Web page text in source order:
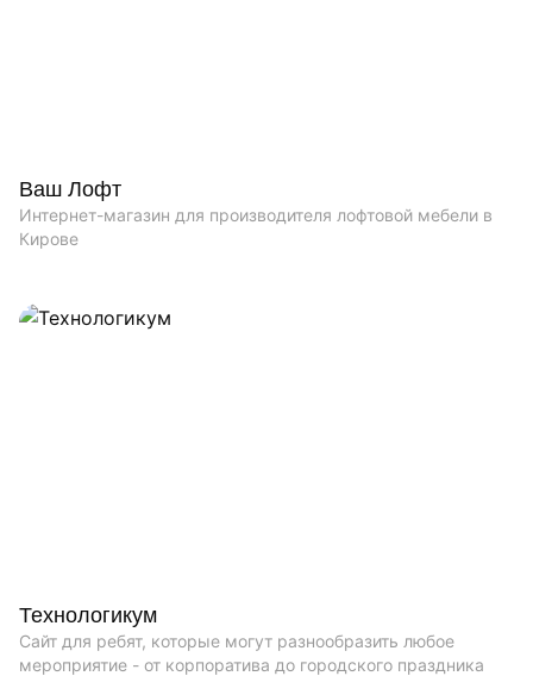
Ваш Лофт
Интернет-магазин для производителя лофтовой мебели в
Кирове
Технологикум
Сайт для ребят, которые могут разнообразить любое
мероприятие - от корпоратива до городского праздника